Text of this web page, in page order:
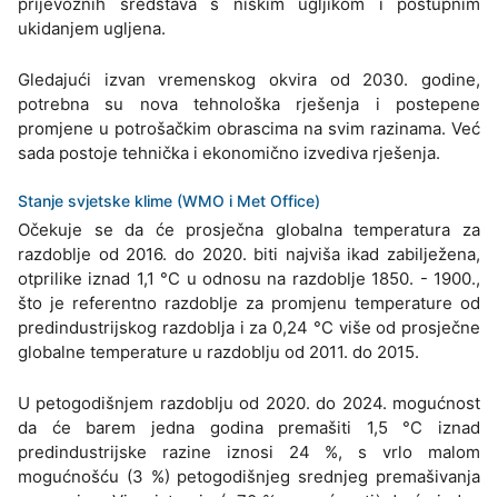
ukidanjem ugljena.
Gledajući izvan vremenskog okvira od 2030. godine,
potrebna su nova tehnološka rješenja i postepene
promjene u potrošačkim obrascima na svim razinama. Već
sada postoje tehnička i ekonomično izvediva rješenja.
Stanje svjetske klime (WMO i Met Office)
Očekuje se da će prosječna globalna temperatura za
razdoblje od 2016. do 2020. biti najviša ikad zabilježena,
otprilike iznad 1,1 °C u odnosu na razdoblje 1850. - 1900.,
što je referentno razdoblje za promjenu temperature od
predindustrijskog razdoblja i za 0,24 °C više od prosječne
globalne temperature u razdoblju od 2011. do 2015.
U petogodišnjem razdoblju od 2020. do 2024. mogućnost
da će barem jedna godina premašiti 1,5 °C iznad
predindustrijske razine iznosi 24 %, s vrlo malom
mogućnošću (3 %) petogodišnjeg srednjeg premašivanja